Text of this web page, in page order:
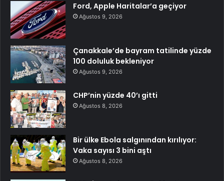
Ford, Apple Haritalar’a geçiyor
Ağustos 9, 2026
Çanakkale’de bayram tatilinde yüzde
100 doluluk bekleniyor
Ağustos 9, 2026
CHP’nin yüzde 40’ı gitti
Ağustos 8, 2026
Bir ülke Ebola salgınından kırılıyor:
Vaka sayısı 3 bini aştı
Ağustos 8, 2026